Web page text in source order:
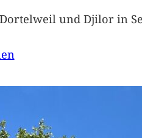
und Djilor in